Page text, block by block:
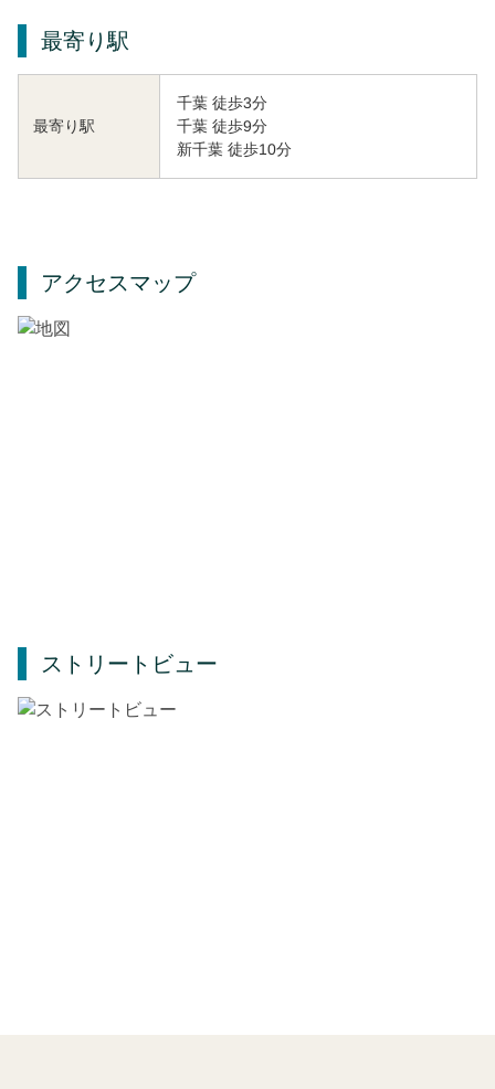
最寄り駅
最寄り駅
千葉 徒歩3分
千葉 徒歩9分
新千葉 徒歩10分
アクセスマップ
ストリートビュー